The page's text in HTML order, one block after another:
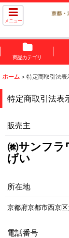
メニュー
商品カテゴリ
ホーム > 特定商取引法表
特定商取引法表
販売主
㈱サンフラ
げい
所在地
京都府京都市西京
電話番号